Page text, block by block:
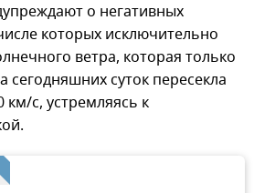
о негативных
которых исключительно
ветра, которая только
сегодняшних суток пересекла
км/с, устремляясь к